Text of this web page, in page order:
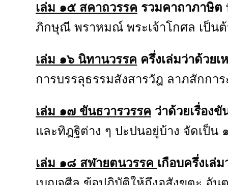
เล่ม ๑๕ สคาถวรรค รวมคาถาภาษิต
ภิกษุณี พราหมณ์ พระเจ้าโกศล เป็น
เล่ม ๑๖ นิทานวรรค ครึ่งเล่มว่าด้วย
การบรรลุธรรมสังสารวัฎ ลาภสักกา
เล่ม ๑๗ ขันธวารวรรค ว่าด้วยเรื่อง
และทิฎฐิต่าง ๆ ปะปนอยู่บ้าง จัดเป็น
เล่ม ๑๘ สฬายตนวรรค เกือบครึ่งเล่